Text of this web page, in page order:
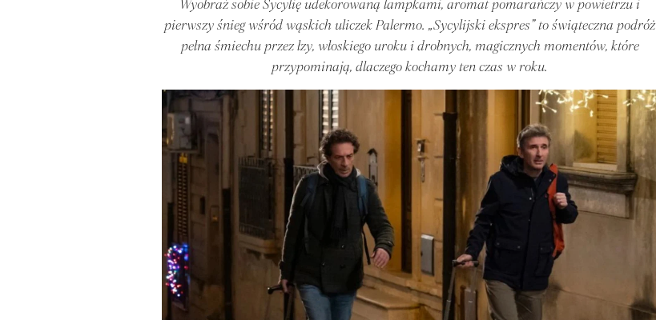
Wyobraź sobie Sycylię udekorowaną lampkami, aromat pomarańczy w powietrzu i
pierwszy śnieg wśród wąskich uliczek Palermo. „Sycylijski ekspres” to świąteczna podróż
pełna śmiechu przez łzy, włoskiego uroku i drobnych, magicznych momentów, które
przypominają, dlaczego kochamy ten czas w roku.